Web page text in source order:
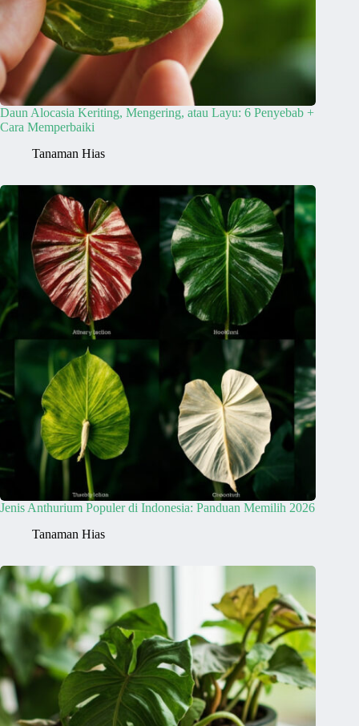
Daun Alocasia Keriting, Mengering, atau Layu: 6 Penyebab +
Cara Memperbaiki
Tanaman Hias
Jenis Anthurium Populer di Indonesia: Panduan Memilih 2026
Tanaman Hias